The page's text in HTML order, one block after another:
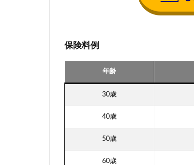
保険料例
年齢
30歳
40歳
50歳
60歳